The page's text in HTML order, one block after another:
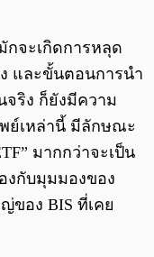
กจะเกิดการหลุด
และขั้นตอนการนำ
จริง ก็ยังมีความ
ย์เหล่านี้ มีลักษณะ
มากกว่าจะเป็น
งกับมุมมองของ
ญ่ของ BIS ที่เคย